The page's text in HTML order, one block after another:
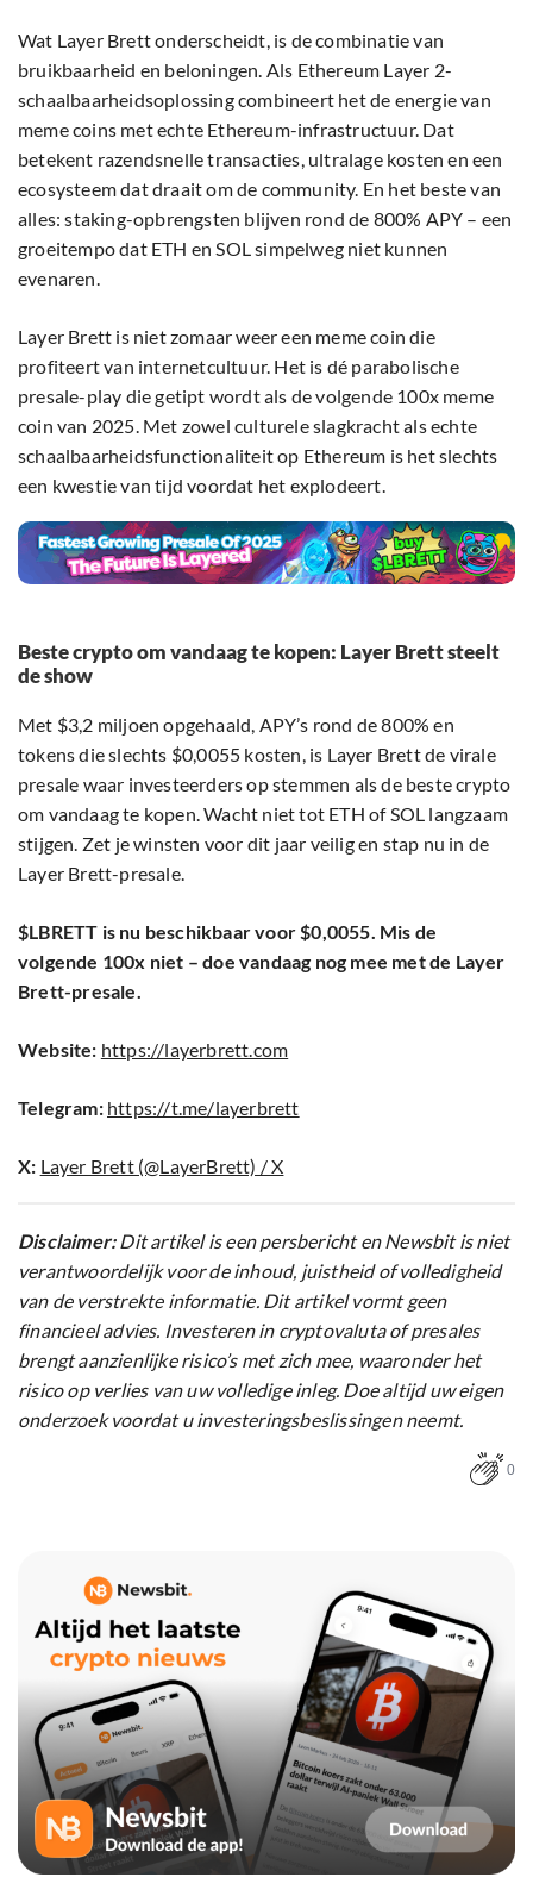
Wat Layer Brett onderscheidt, is de combinatie van
bruikbaarheid en beloningen. Als Ethereum Layer 2-
schaalbaarheidsoplossing combineert het de energie van
meme coins met echte Ethereum-infrastructuur. Dat
betekent razendsnelle transacties, ultralage kosten en een
ecosysteem dat draait om de community. En het beste van
alles: staking-opbrengsten blijven rond de 800% APY – een
groeitempo dat ETH en SOL simpelweg niet kunnen
evenaren.
Layer Brett is niet zomaar weer een meme coin die
profiteert van internetcultuur. Het is dé parabolische
presale-play die getipt wordt als de volgende 100x meme
coin van 2025. Met zowel culturele slagkracht als echte
schaalbaarheidsfunctionaliteit op Ethereum is het slechts
een kwestie van tijd voordat het explodeert.
Beste crypto om vandaag te kopen: Layer Brett steelt
de show
Met $3,2 miljoen opgehaald, APY’s rond de 800% en
tokens die slechts $0,0055 kosten, is Layer Brett de virale
presale waar investeerders op stemmen als de beste crypto
om vandaag te kopen. Wacht niet tot ETH of SOL langzaam
stijgen. Zet je winsten voor dit jaar veilig en stap nu in de
Layer Brett-presale.
$LBRETT is nu beschikbaar voor $0,0055. Mis de
volgende 100x niet – doe vandaag nog mee met de Layer
Brett-presale.
Website: https://layerbrett.com
Telegram: https://t.me/layerbrett
X: Layer Brett (@LayerBrett) / X
Disclaimer:Dit artikel is een persbericht en Newsbit is niet
verantwoordelijk voor de inhoud, juistheid of volledigheid
van de verstrekte informatie. Dit artikel vormt geen
financieel advies. Investeren in cryptovaluta of presales
brengt aanzienlijke risico’s met zich mee, waaronder het
risico op verlies van uw volledige inleg. Doe altijd uw eigen
onderzoek voordat u investeringsbeslissingen neemt.
0